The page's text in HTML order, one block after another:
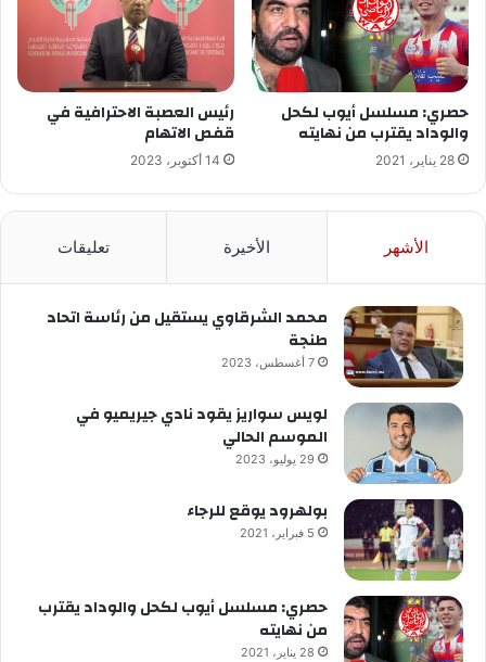
حصري: مسلسل أيوب لكحل
والوداد يقترب من نهايته
28 يناير، 2021
رئيس العصبة الاحترافية في
قفص الاتهام
14 أكتوبر، 2023
الأشهر الأخيرة تعليقات
محمد الشرقاوي يستقيل من رئاسة اتحاد
طنجة
7 أغسطس، 2023
لويس سواريز يقود نادي جيريميو في
الموسم الحالي
29 يوليو، 2023
بولهرود يوقع للرجاء
5 فبراير، 2021
حصري: مسلسل أيوب لكحل والوداد يقترب
من نهايته
28 يناير، 2021